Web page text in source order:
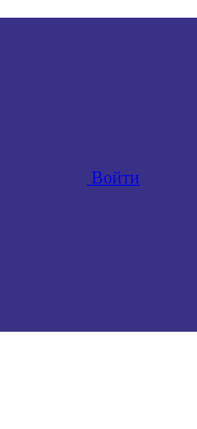
Войти